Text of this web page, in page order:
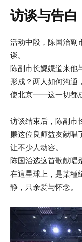
访谈与告
活动中段，陈国治副
谈。
陈副市长娓娓道来他
形成？两人如何沟通
使北京——这一切都成
访谈结束后，陈副市
廉这位良师益友献唱
让不少人动容。
陈国治选这首歌献唱
在這星球上，是某
静，只余爱与怀念。